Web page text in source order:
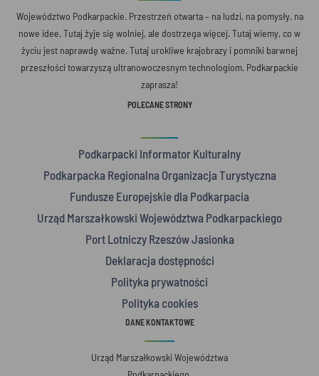
Województwo Podkarpackie. Przestrzeń otwarta – na ludzi, na pomysły, na
nowe idee. Tutaj żyje się wolniej, ale dostrzega więcej. Tutaj wiemy, co w
życiu jest naprawdę ważne. Tutaj urokliwe krajobrazy i pomniki barwnej
przeszłości towarzyszą ultranowoczesnym technologiom. Podkarpackie
zaprasza!
POLECANE STRONY
Podkarpacki Informator Kulturalny
Podkarpacka Regionalna Organizacja Turystyczna
Fundusze Europejskie dla Podkarpacia
Urząd Marszałkowski Województwa Podkarpackiego
Port Lotniczy Rzeszów Jasionka
Deklaracja dostępności
Polityka prywatności
Polityka cookies
DANE KONTAKTOWE
Urząd Marszałkowski Województwa